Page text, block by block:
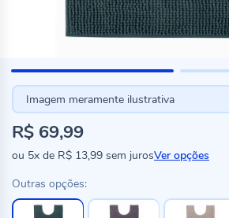
Imagem meramente ilustrativa
R$ 69,99
ou 5x de R$ 13,99 sem jurosVer opções
Outras opções: